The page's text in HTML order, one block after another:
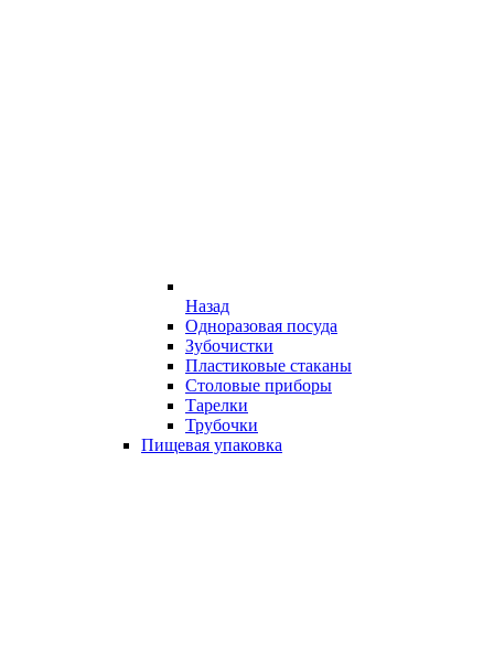
Назад
Одноразовая посуда
Зубочистки
Пластиковые стаканы
Столовые приборы
Тарелки
Трубочки
Пищевая упаковка